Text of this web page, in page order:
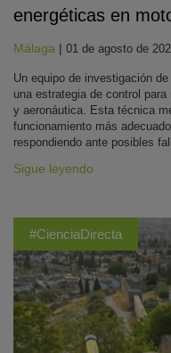
energéticas en
Málaga | 01 de agosto de
Un equipo de investigación
una estrategia de control
y aeronáutica. Esta técnica
funcionamiento más
respondiendo ante posibles
Sigue leyendo
#CienciaDirecta